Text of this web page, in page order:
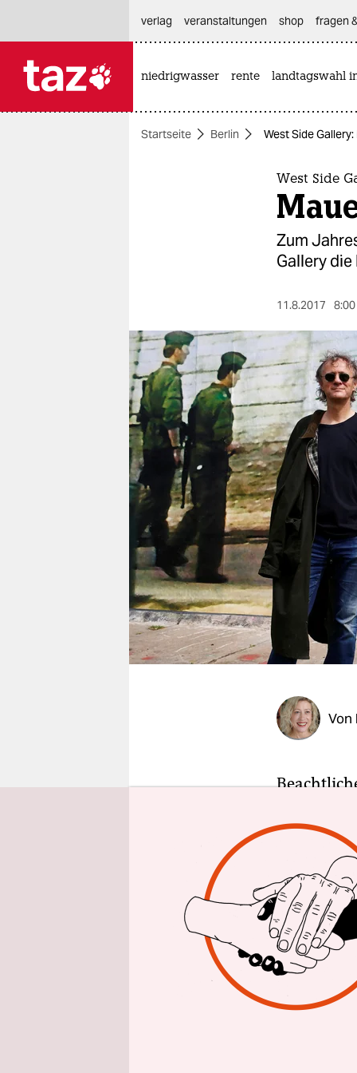
themen
berlin
nord
wahrheit
verlag
verlag
veranstaltungen
shop
fragen & hilfe
unterstützen
abo
verlag
veranstaltungen shop fragen
niedrigwasser rente landtagswahl
Startseite Berlin West Side
West Side
Zum
Gallery
11.8.2017
Von
Stefan
und an
Roloff
schwarze
Damit
dem
einer